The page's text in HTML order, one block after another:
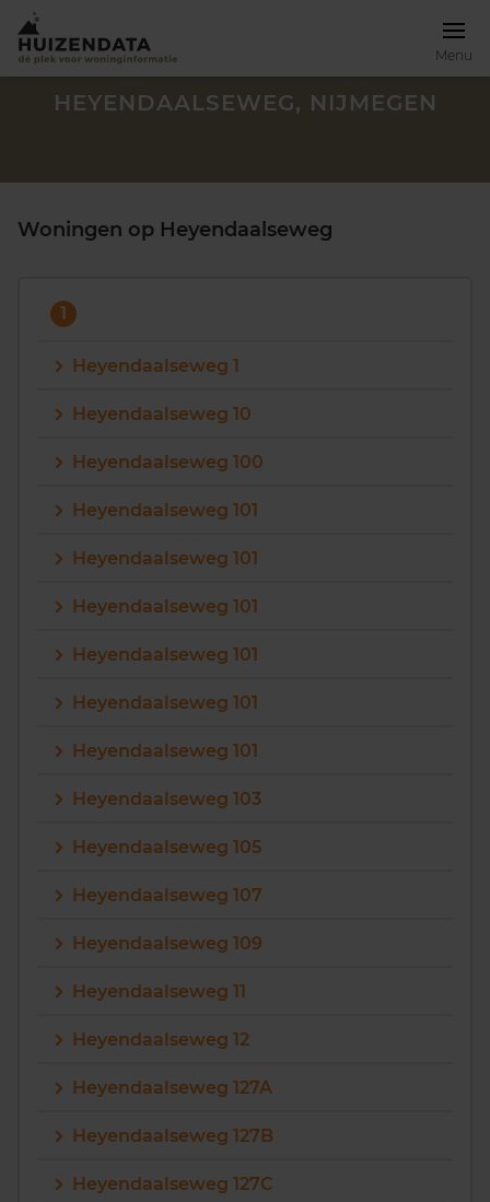
Menu
088 220 4200
Maandag t/m vrijdag - 08:00 -18:00
HEYENDAALSEWEG, NIJMEGEN
Woningen op Heyendaalseweg
1
Heyendaalseweg 1
Heyendaalseweg 10
Heyendaalseweg 100
Heyendaalseweg 101
Heyendaalseweg 101
Heyendaalseweg 101
Heyendaalseweg 101
Heyendaalseweg 101
Heyendaalseweg 101
Heyendaalseweg 103
Heyendaalseweg 105
Heyendaalseweg 107
Heyendaalseweg 109
Heyendaalseweg 11
Heyendaalseweg 12
Heyendaalseweg 127A
Heyendaalseweg 127B
Heyendaalseweg 127C